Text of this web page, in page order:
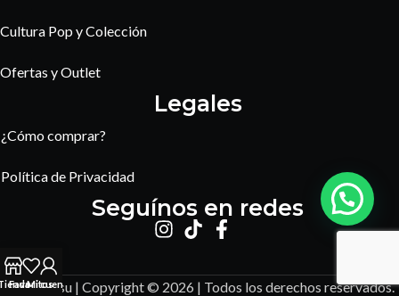
Cultura Pop y Colección
Ofertas y Outlet
Legales
¿Cómo comprar?
Política de Privacidad
Seguínos en redes
Amaterasu | Copyright © 2026 | Todos los derechos reservados.
Favoritos
Mi cuenta